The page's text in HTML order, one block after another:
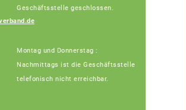
Geschäftsstelle geschlossen.
Montag und Donnerstag :
Nachmittags ist die Geschäftsstelle
telefonisch nicht erreichbar.